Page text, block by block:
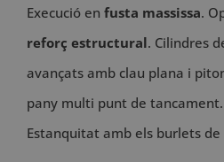
Execució en fusta massissa.
reforç estructural. Cilindres
avançats amb clau plana i
pany multi punt de
Estanquitat amb els burlets de